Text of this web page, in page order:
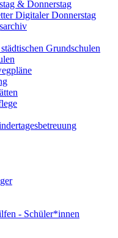
& Donnerstag
Digitaler Donnerstag
Grundschulen
- Schüler*innen